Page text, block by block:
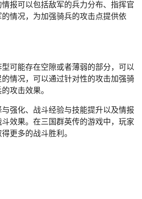
报可以包括敌军的兵力分布、指挥官
情况，为加强骑兵的攻击点提供依
可能存在空隙或者薄弱的部分，可以
情况，可以通过针对性的攻击加强骑
攻击效果。
强化、战斗经验与技能提升以及情报
效果。在三国群英传的游戏中，玩家
更多的战斗胜利。